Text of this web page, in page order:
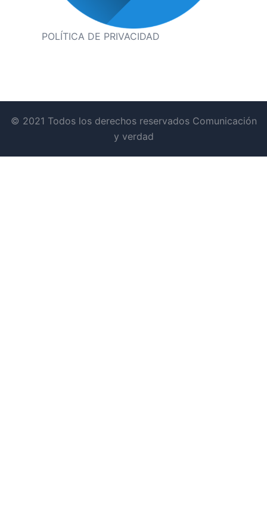
POLÍTICA DE PRIVACIDAD
© 2021 Todos los derechos reservados Comunicación
y verdad